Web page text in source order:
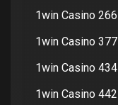
1win Casino 266
1win Casino 377
1win Casino 434
1win Casino 442